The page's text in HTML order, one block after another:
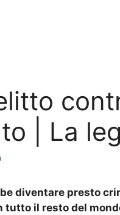
| La
diventare presto
tutto il resto del